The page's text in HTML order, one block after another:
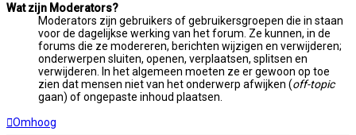
Wat zijn Moderators?
Moderators zijn gebruikers of gebruikersgroepen die in staan
voor de dagelijkse werking van het forum. Ze kunnen, in de
forums die ze modereren, berichten wijzigen en verwijderen;
onderwerpen sluiten, openen, verplaatsen, splitsen en
verwijderen. In het algemeen moeten ze er gewoon op toe
zien dat mensen niet van het onderwerp afwijken (off-topic
gaan) of ongepaste inhoud plaatsen.
Omhoog